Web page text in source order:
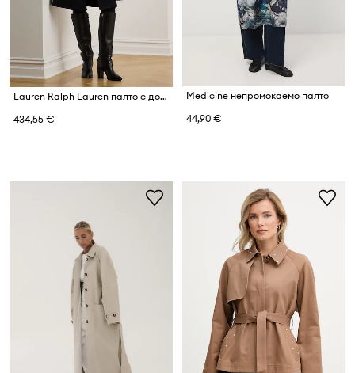
Lauren Ralph Lauren палто с добавена вълна
434,55 €
Medicine непромокаемо палто
44,90 €